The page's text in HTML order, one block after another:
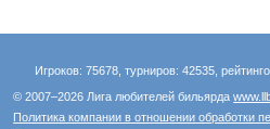
Игроков: 75678, турниров: 42535,
© 2007–2026 Лига любителей бильярда
Политика компании в отношении обработки